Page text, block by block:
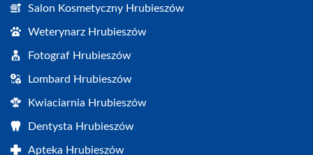
Salon Kosmetyczny Hrubieszów
Weterynarz Hrubieszów
Fotograf Hrubieszów
Lombard Hrubieszów
Kwiaciarnia Hrubieszów
Dentysta Hrubieszów
Apteka Hrubieszów